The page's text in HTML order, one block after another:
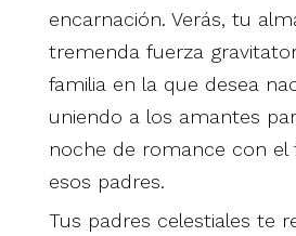
encarnación. Verás, tu
tremenda fuerza
familia en la que desea
uniendo a los amantes
noche de romance con el
esos padres.
Tus padres celestiales te